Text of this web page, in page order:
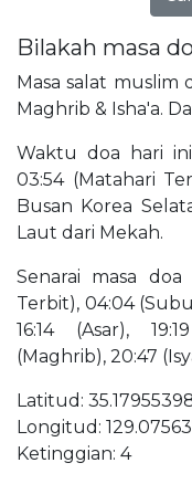
Bilakah masa
Masa salat muslim
Maghrib & Isha'a.
Waktu doa hari
03:54 (Matahari
Busan Korea
Laut dari Mekah.
Senarai masa
Terbit), 04:04
16:14 (Asar),
(Maghrib), 20:47
Latitud:
Longitud:
Ketinggian: 4